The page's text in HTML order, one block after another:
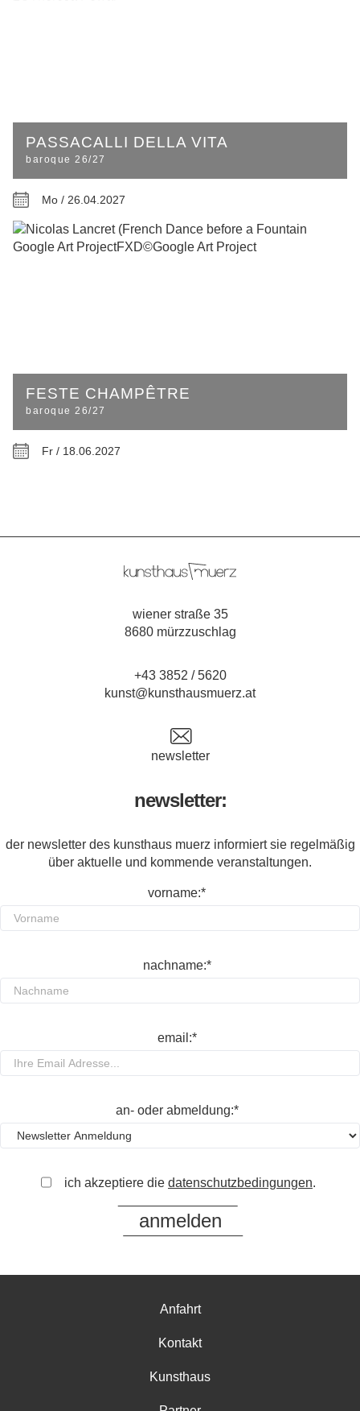
PASSACALLI DELLA VITA
baroque 26/27
Mo / 26.04.2027
FESTE CHAMPÊTRE
baroque 26/27
Fr / 18.06.2027
wiener straße 35
8680 mürzzuschlag
+43 3852 / 5620
kunst@kunsthausmuerz.at
newsletter
newsletter:
der newsletter des kunsthaus muerz informiert sie regelmäßig
über aktuelle und kommende veranstaltungen.
vorname:*
nachname:*
email:*
an- oder abmeldung:*
ich akzeptiere die datenschutzbedingungen.
Anfahrt
Kontakt
Kunsthaus